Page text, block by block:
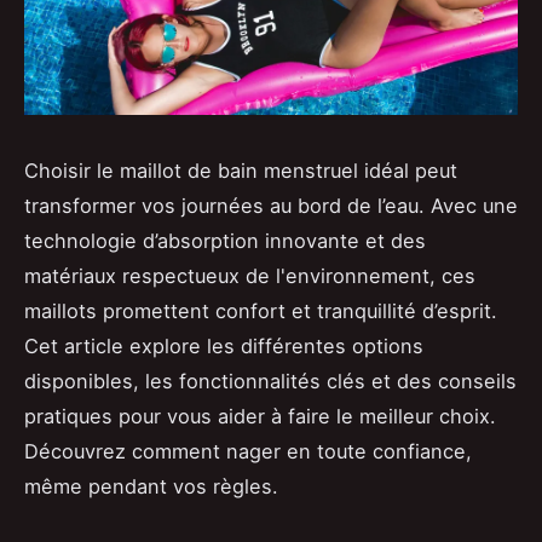
Choisir le maillot de bain menstruel idéal peut
transformer vos journées au bord de l’eau. Avec une
technologie d’absorption innovante et des
matériaux respectueux de l'environnement, ces
maillots promettent confort et tranquillité d’esprit.
Cet article explore les différentes options
disponibles, les fonctionnalités clés et des conseils
pratiques pour vous aider à faire le meilleur choix.
Découvrez comment nager en toute confiance,
même pendant vos règles.